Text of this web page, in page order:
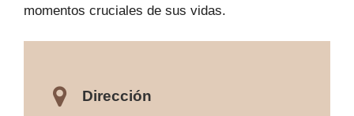
momentos cruciales de sus vidas.
Dirección